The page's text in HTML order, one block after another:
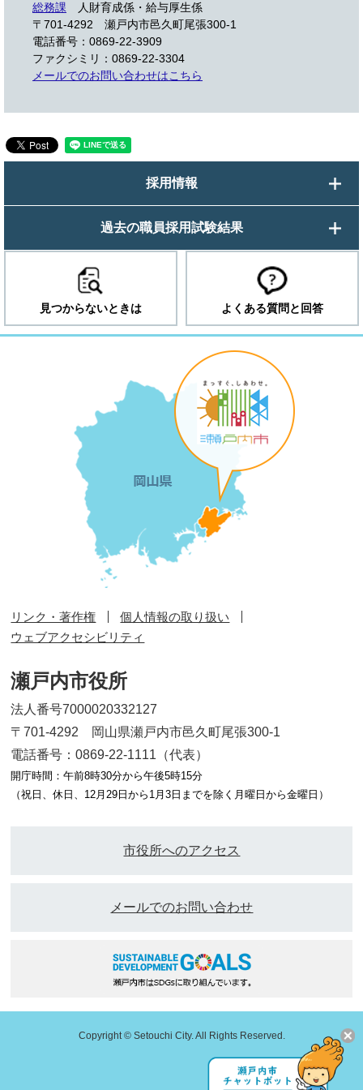
総務課
人財育成係・給与厚生係
〒701-4292
瀬戸内市邑久町尾張300-1
電話番号：0869-22-3909
ファクシミリ：0869-22-3304
メールでのお問い合わせはこちら
採用情報
過去の職員採用試験結果
見つからないときは よくある質問と回答
リンク・著作権
個人情報の取り扱い
ウェブアクセシビリティ
瀬戸内市役所
法人番号7000020332127
〒701-4292 岡山県瀬戸内市邑久町尾張300-1
電話番号：0869-22-1111（代表）
開庁時間：午前8時30分から午後5時15分
（祝日、休日、12月29日から1月3日までを除く月曜日から金曜日）
市役所へのアクセス
メールでのお問い合わせ
Copyright © Setouchi City. All Rights Reserved.